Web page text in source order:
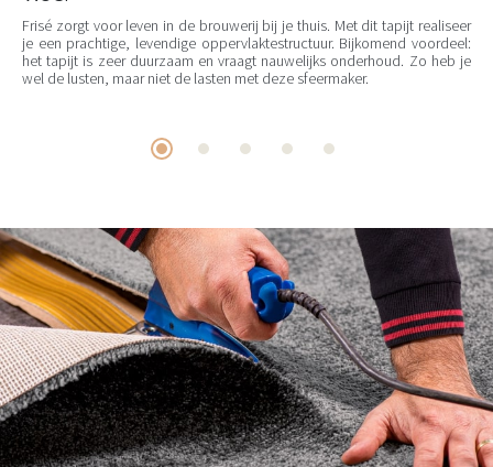
Frisé zorgt voor leven in de brouwerij bij je thuis. Met dit tapijt realiseer
je een prachtige, levendige oppervlaktestructuur. Bijkomend voordeel:
het tapijt is zeer duurzaam en vraagt nauwelijks onderhoud. Zo heb je
wel de lusten, maar niet de lasten met deze sfeermaker.